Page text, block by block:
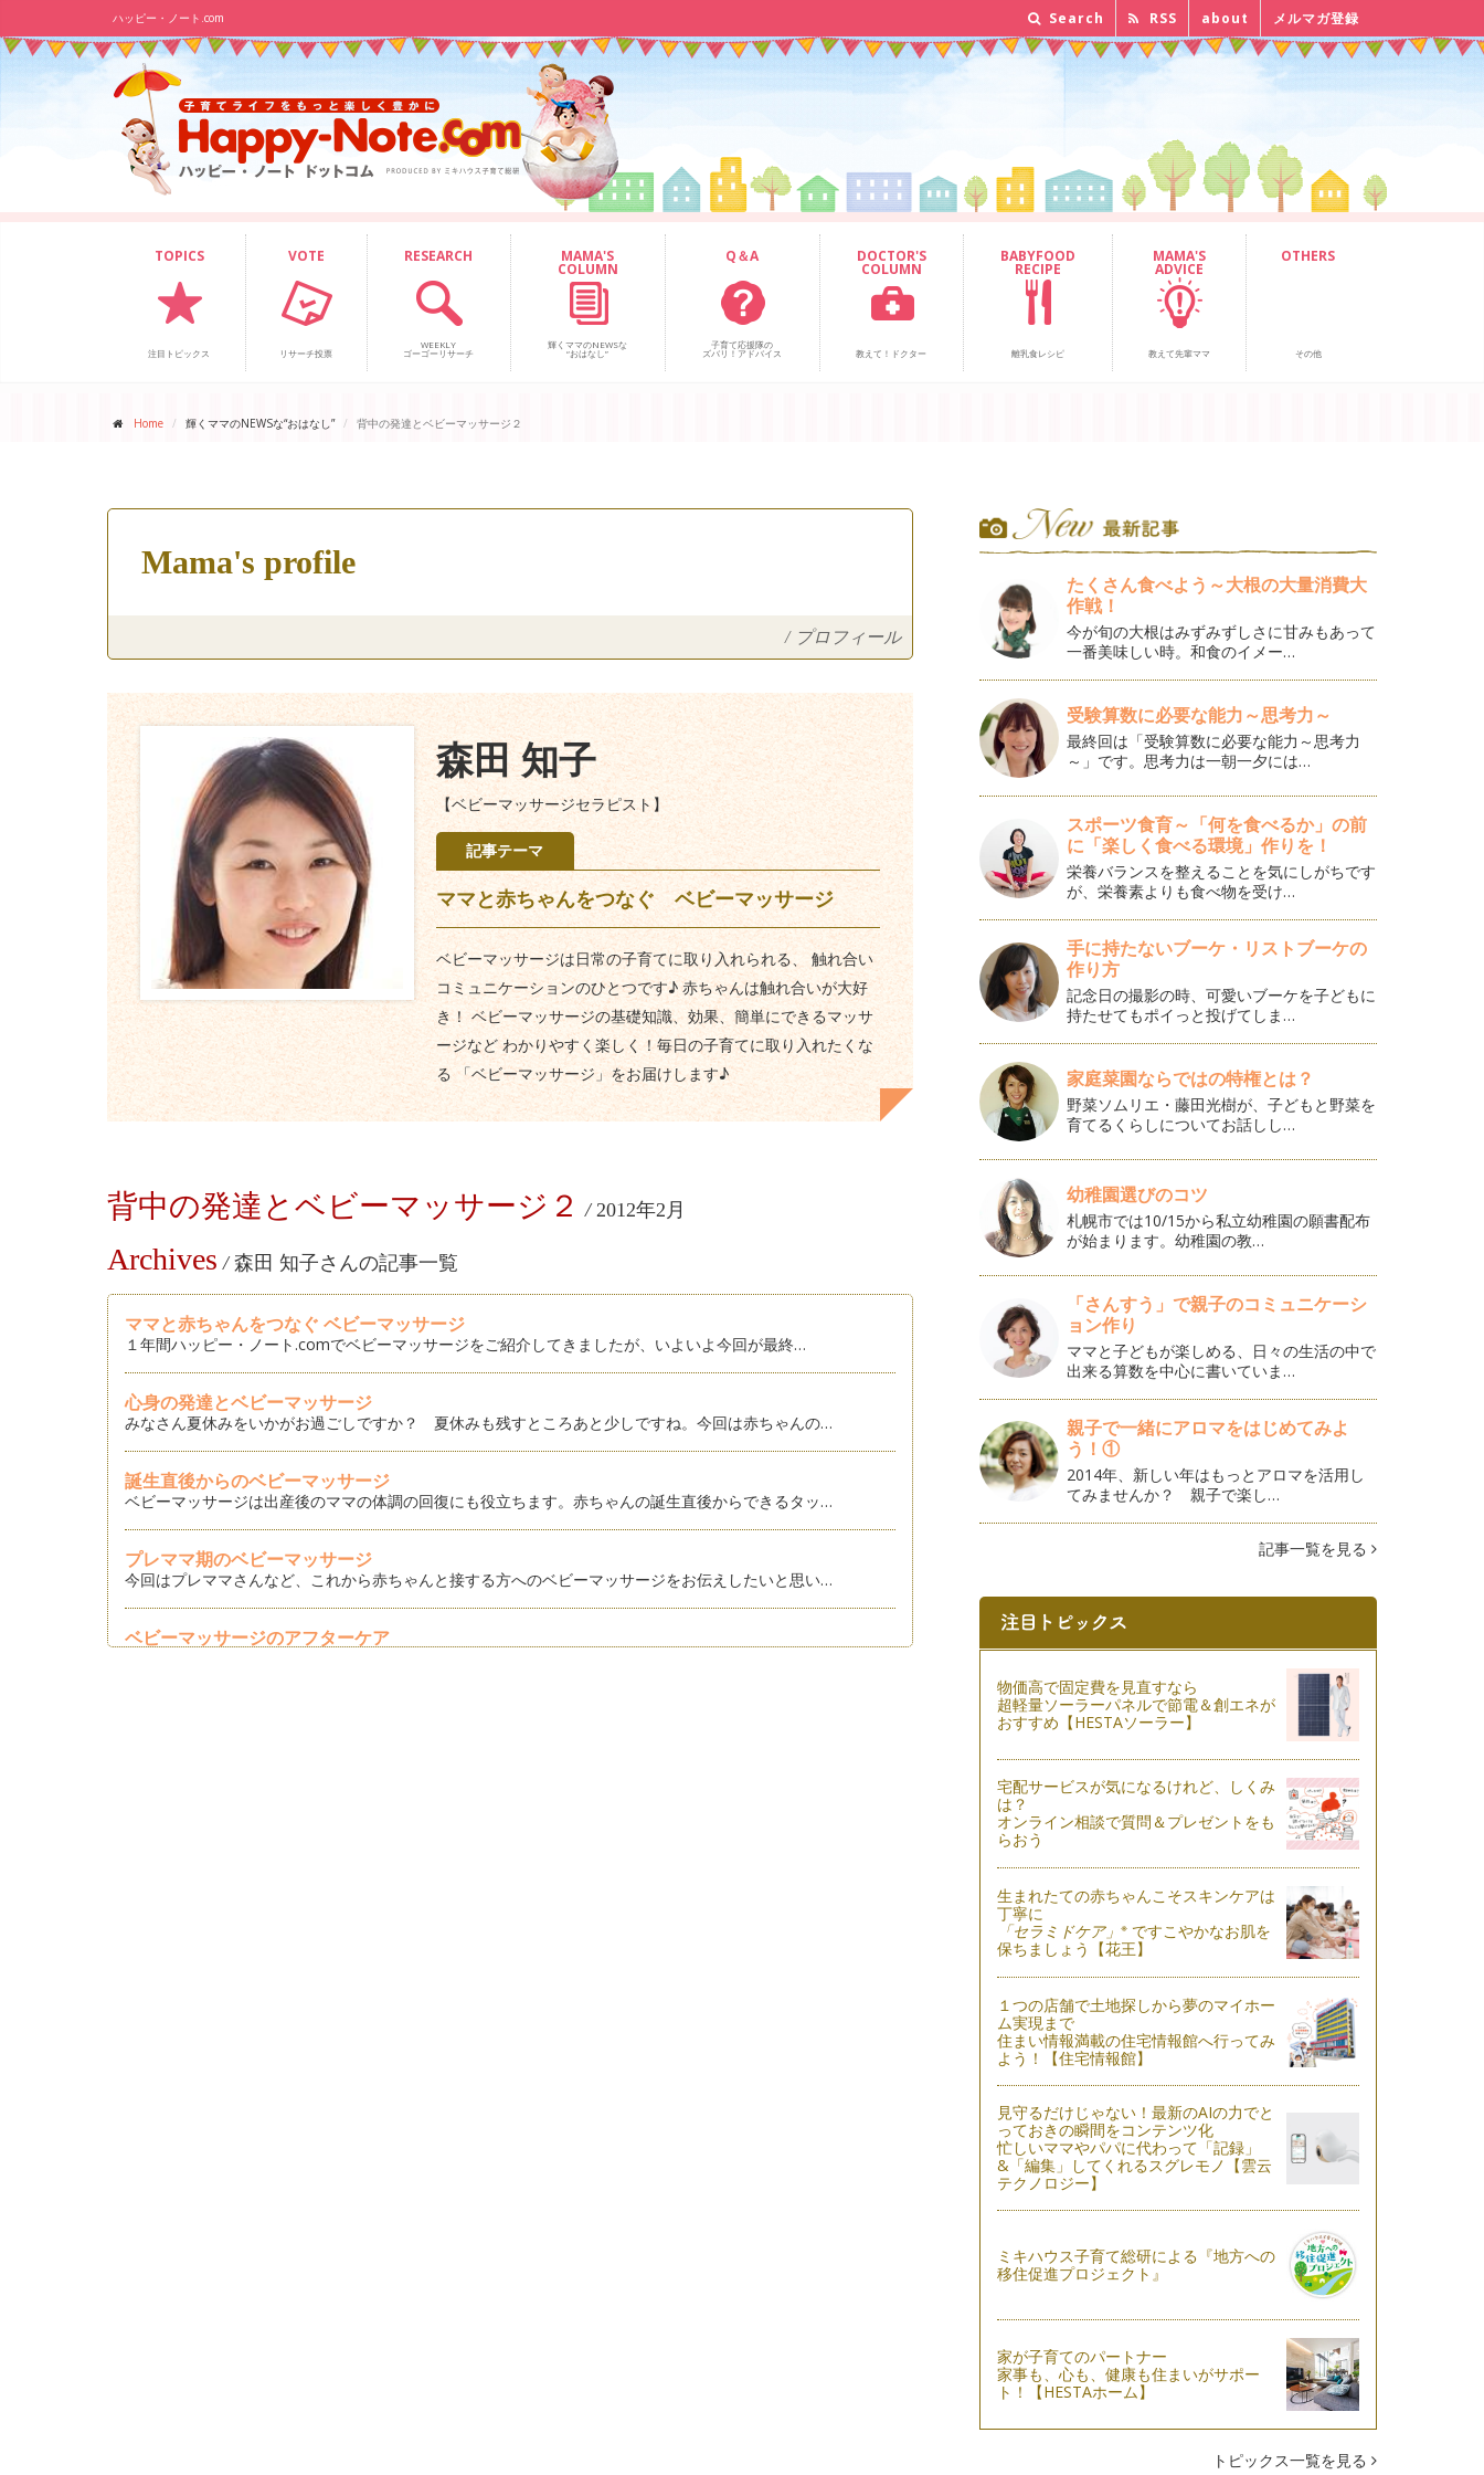
ハッピー・ノート.com Search RSS about メルマガ登録
TOPICS
注目トピックス
VOTE
リサーチ投票
RESEARCH
WEEKLY
ゴーゴーリサーチ
MAMA'S
COLUMN
輝くママのNEWSな
“おはなし”
Q＆A
子育て応援隊の
ズバリ！アドバイス
DOCTOR'S
COLUMN
教えて！ドクター
BABYFOOD
RECIPE
離乳食レシピ
MAMA'S
ADVICE
教えて先輩ママ
OTHERS
その他
Home 輝くママのNEWSな“おはなし” 背中の発達とベビーマッサージ２
Mama's profile
/ プロフィール
森田 知子
【ベビーマッサージセラピスト】
記事テーマ
ママと赤ちゃんをつなぐ ベビーマッサージ
ベビーマッサージは日常の子育てに取り入れられる、 触れ合い
コミュニケーションのひとつです♪ 赤ちゃんは触れ合いが大好
き！ ベビーマッサージの基礎知識、効果、簡単にできるマッサ
ージなど わかりやすく楽しく！毎日の子育てに取り入れたくな
る 「ベビーマッサージ」をお届けします♪
背中の発達とベビーマッサージ２ / 2012年2月
Archives / 森田 知子さんの記事一覧
ママと赤ちゃんをつなぐ ベビーマッサージ
１年間ハッピー・ノート.comでベビーマッサージをご紹介してきましたが、いよいよ今回が最終…
心身の発達とベビーマッサージ
みなさん夏休みをいかがお過ごしですか？ 夏休みも残すところあと少しですね。今回は赤ちゃんの…
誕生直後からのベビーマッサージ
ベビーマッサージは出産後のママの体調の回復にも役立ちます。赤ちゃんの誕生直後からできるタッ…
プレママ期のベビーマッサージ
今回はプレママさんなど、これから赤ちゃんと接する方へのベビーマッサージをお伝えしたいと思い…
ベビーマッサージのアフターケア
たくさん食べよう～大根の大量消費大
作戦！
今が旬の大根はみずみずしさに甘みもあって
一番美味しい時。和食のイメー…
受験算数に必要な能力～思考力～
最終回は「受験算数に必要な能力～思考力
～」です。思考力は一朝一夕には…
スポーツ食育～「何を食べるか」の前
に「楽しく食べる環境」作りを！
栄養バランスを整えることを気にしがちです
が、栄養素よりも食べ物を受け…
手に持たないブーケ・リストブーケの
作り方
記念日の撮影の時、可愛いブーケを子どもに
持たせてもポイっと投げてしま…
家庭菜園ならではの特権とは？
野菜ソムリエ・藤田光樹が、子どもと野菜を
育てるくらしについてお話しし…
幼稚園選びのコツ
札幌市では10/15から私立幼稚園の願書配布
が始まります。幼稚園の教…
「さんすう」で親子のコミュニケーシ
ョン作り
ママと子どもが楽しめる、日々の生活の中で
出来る算数を中心に書いていま…
親子で一緒にアロマをはじめてみよ
う！①
2014年、新しい年はもっとアロマを活用し
てみませんか？ 親子で楽し…
記事一覧を見る
物価高で固定費を見直すなら
超軽量ソーラーパネルで節電＆創エネが
おすすめ【HESTAソーラー】
宅配サービスが気になるけれど、しくみ
は？
オンライン相談で質問＆プレゼントをも
らおう
生まれたての赤ちゃんこそスキンケアは
丁寧に
「セラミドケア」 ※ですこやかなお肌を
保ちましょう【花王】
１つの店舗で土地探しから夢のマイホー
ム実現まで
住まい情報満載の住宅情報館へ行ってみ
よう！【住宅情報館】
見守るだけじゃない！最新のAIの力でと
っておきの瞬間をコンテンツ化
忙しいママやパパに代わって「記録」
&「編集」してくれるスグレモノ【雲云
テクノロジー】
ミキハウス子育て総研による『地方への
移住促進プロジェクト』
家が子育てのパートナー
家事も、心も、健康も住まいがサポー
ト！【HESTAホーム】
トピックス一覧を見る